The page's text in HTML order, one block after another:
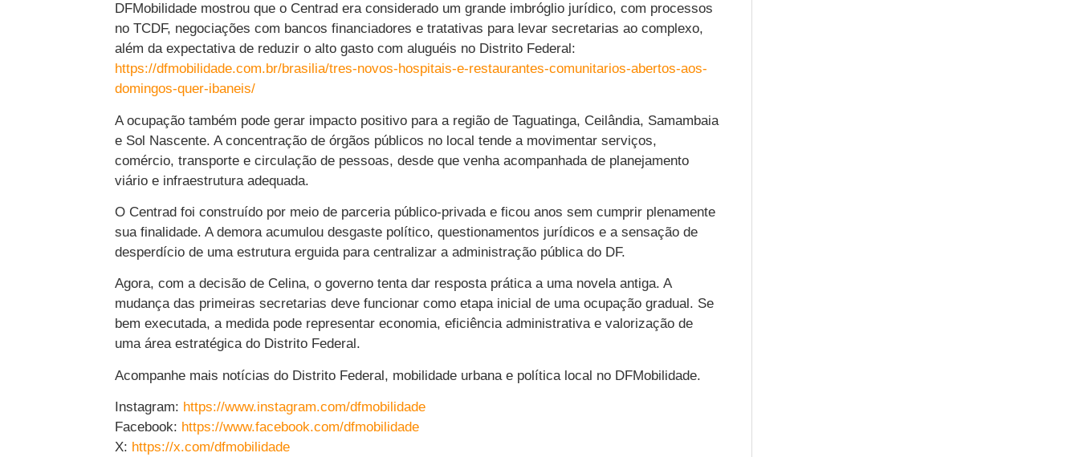
DFMobilidade mostrou que o Centrad era considerado um grande imbróglio jurídico, com processos
no TCDF, negociações com bancos financiadores e tratativas para levar secretarias ao complexo,
além da expectativa de reduzir o alto gasto com aluguéis no Distrito Federal:
https://dfmobilidade.com.br/brasilia/tres-novos-hospitais-e-restaurantes-comunitarios-abertos-aos-
domingos-quer-ibaneis/
A ocupação também pode gerar impacto positivo para a região de Taguatinga, Ceilândia, Samambaia
e Sol Nascente. A concentração de órgãos públicos no local tende a movimentar serviços,
comércio, transporte e circulação de pessoas, desde que venha acompanhada de planejamento
viário e infraestrutura adequada.
O Centrad foi construído por meio de parceria público-privada e ficou anos sem cumprir plenamente
sua finalidade. A demora acumulou desgaste político, questionamentos jurídicos e a sensação de
desperdício de uma estrutura erguida para centralizar a administração pública do DF.
Agora, com a decisão de Celina, o governo tenta dar resposta prática a uma novela antiga. A
mudança das primeiras secretarias deve funcionar como etapa inicial de uma ocupação gradual. Se
bem executada, a medida pode representar economia, eficiência administrativa e valorização de
uma área estratégica do Distrito Federal.
Acompanhe mais notícias do Distrito Federal, mobilidade urbana e política local no DFMobilidade.
Instagram: https://www.instagram.com/dfmobilidade
Facebook: https://www.facebook.com/dfmobilidade
X: https://x.com/dfmobilidade